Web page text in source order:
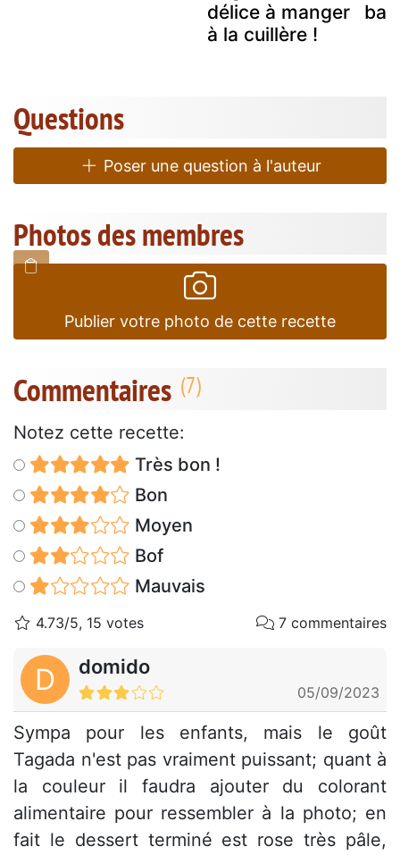
délice à manger
à la cuillère !
Questions
Poser une question à l'auteur
Photos des membres
Publier votre photo de cette recette
Commentaires
Notez cette recette:
Très bon !
Bon
Moyen
Bof
Mauvais
4.73/5, 15 votes 7 commentaires
D domido
05/09/2023
Sympa pour les enfants, mais le goût
Tagada n'est pas vraiment puissant; quant à
la couleur il faudra ajouter du colorant
alimentaire pour ressembler à la photo; en
fait le dessert terminé est rose très pâle,